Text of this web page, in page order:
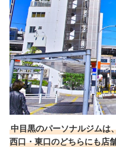
パーソナルジムは何か月通
ばいい？
中目黒のパーソナルジムは
西口・東口のどちらにも店